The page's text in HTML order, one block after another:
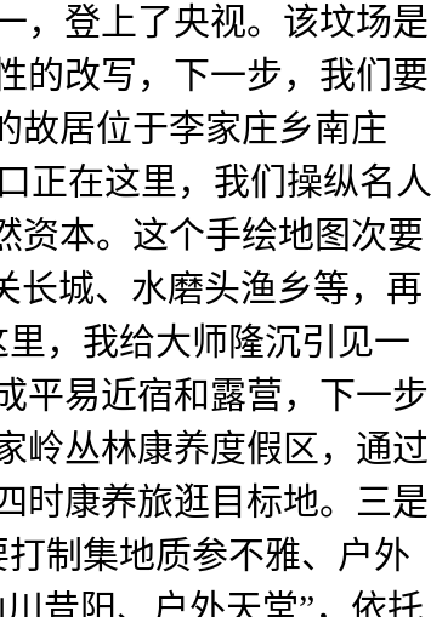
，登上了央视。该坟场是
的改写，下一步，我们要
故居位于李家庄乡南庄
正在这里，我们操纵名人
资本。这个手绘地图次要
长城、水磨头渔乡等，再
，我给大师隆沉引见一
平易近宿和露营，下一步
岭丛林康养度假区，通过
时康养旅逛目标地。三是
制集地质参不雅、户外
昔阳、户外天堂”，依托